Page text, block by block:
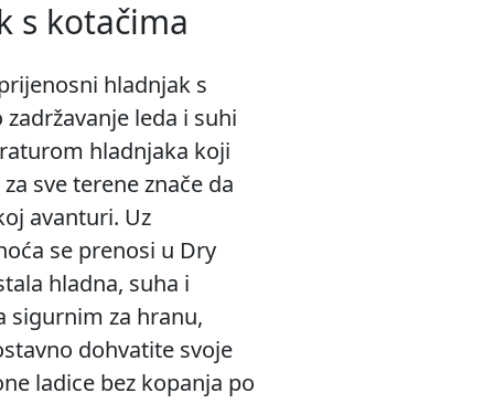
s kotačima
hladnjak s
leda i suhi
hladnjaka koji
sve terene znače da
avanturi. Uz
se prenosi u Dry
hladna, suha i
sigurnim za hranu,
dohvatite svoje
ladice bez kopanja po